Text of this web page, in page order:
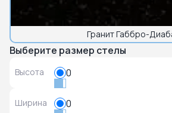
Гранит Габбро-
Выберите размер стелы
Высота 0
Ширина 0